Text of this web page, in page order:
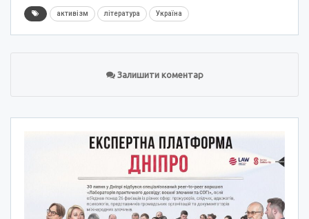
активізм література Україна
Залишити коментар